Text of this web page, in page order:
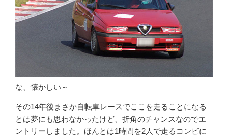
な、懐かしい～
その14年後まさか自転車レースでここを走ることになる
とは夢にも思わなかったけど、折角のチャンスなのでエ
ントリーしました。ほんとは1時間を2人で走るコンビに